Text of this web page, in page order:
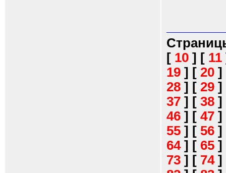
[ 10 ] [ 11
19 ] [ 20 ]
28 ] [ 29 ]
37 ] [ 38 ]
46 ] [ 47 ]
55 ] [ 56 ]
64] [ 65 ]
73 ] [ 74]